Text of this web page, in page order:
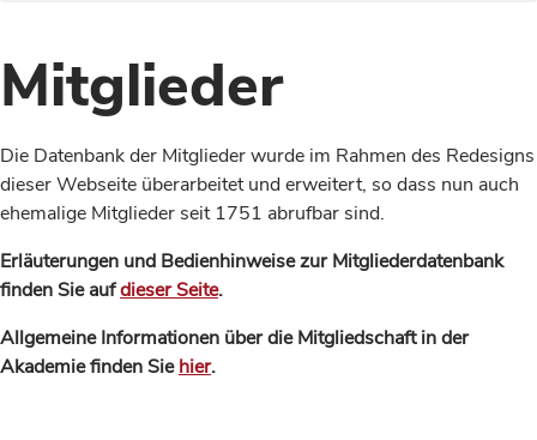
Mitglieder
Die Datenbank der Mitglieder wurde im Rahmen des Redesigns
dieser Webseite überarbeitet und erweitert, so dass nun auch
ehemalige Mitglieder seit 1751 abrufbar sind.
Erläuterungen und Bedienhinweise zur Mitgliederdatenbank
finden Sie aufdieser Seite.
Allgemeine Informationen über die Mitgliedschaft in der
Akademie finden Siehier.